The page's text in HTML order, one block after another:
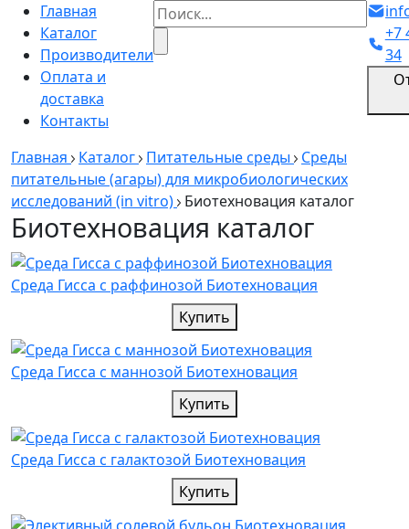
Главная
Каталог
Производители
Оплата и
доставка
Контакты
+7
34
Главная Каталог Питательные среды
Среды
питательные (агары) для микробиологических
исследований (in vitro) Биотехновация каталог
Биотехновация каталог
Среда Гисса с раффинозой Биотехновация
Купить
Среда Гисса с маннозой Биотехновация
Купить
Среда Гисса с галактозой Биотехновация
Купить